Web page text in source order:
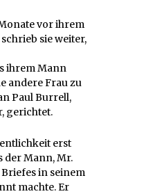
vor ihrem
sie weiter,
ihrem Mann
andere Frau zu
Paul Burrell,
gerichtet.
erst
der Mann, Mr.
in seinem
machte. Er